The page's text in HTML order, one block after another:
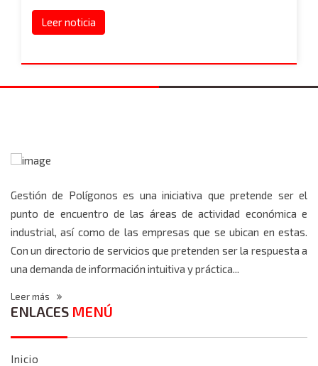
Leer noticia
Gestión de Polígonos es una iniciativa que pretende ser el
punto de encuentro de las áreas de actividad económica e
industrial, así como de las empresas que se ubican en estas.
Con un directorio de servicios que pretenden ser la respuesta a
una demanda de información intuitiva y práctica...
Leer más
ENLACES MENÚ
Inicio